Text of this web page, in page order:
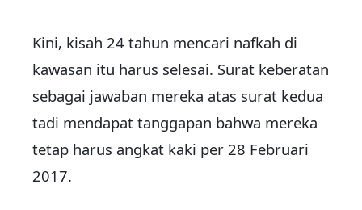
Kini, kisah 24 tahun mencari nafkah di
kawasan itu harus selesai. Surat keberatan
sebagai jawaban mereka atas surat kedua
tadi mendapat tanggapan bahwa mereka
tetap harus angkat kaki per 28 Februari
2017.